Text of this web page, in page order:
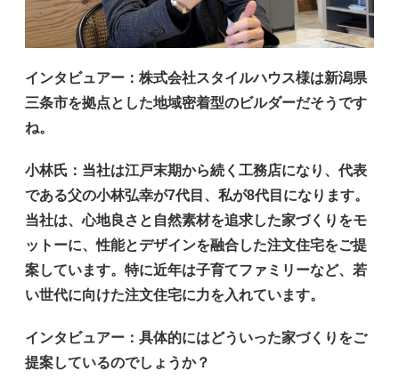
インタビュアー ：株式会社スタイルハウス様は新潟県
三条市を拠点とした地域密着型のビルダーだそうです
ね。
小林氏 ：当社は江戸末期から続く工務店になり、代表
である父の小林弘幸が7代目、私が8代目になります。
当社は、心地良さと自然素材を追求した家づくりをモ
ットーに、性能とデザインを融合した注文住宅をご提
案しています。特に近年は子育てファミリーなど、若
い世代に向けた注文住宅に力を入れています。
インタビュアー ：具体的にはどういった家づくりをご
提案しているのでしょうか？